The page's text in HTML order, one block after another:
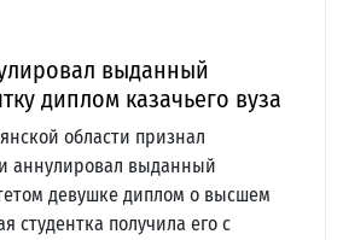
выданный
диплом казачьего вуза
области признал
аннулировал выданный
девушке диплом о высшем
студентка получила его с